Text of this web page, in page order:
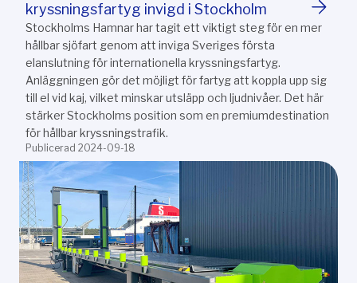
kryssningsfartyg invigd i Stockholm
Stockholms Hamnar har tagit ett viktigt steg för en mer
hållbar sjöfart genom att inviga Sveriges första
elanslutning för internationella kryssningsfartyg.
Anläggningen gör det möjligt för fartyg att koppla upp sig
till el vid kaj, vilket minskar utsläpp och ljudnivåer. Det här
stärker Stockholms position som en premiumdestination
för hållbar kryssningstrafik.
Publicerad 2024-09-18